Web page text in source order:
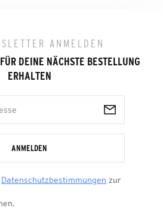
ANMELDEN
FÜR DEINE NÄCHSTE BESTELLUNG
ERHALTEN
ANMELDEN
Datenschutzbestimmungen zur